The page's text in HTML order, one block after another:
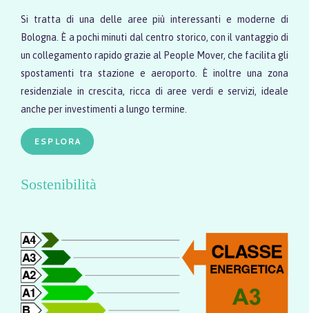
Si tratta di una delle aree più interessanti e moderne di
Bologna. È a pochi minuti dal centro storico, con il vantaggio di
un collegamento rapido grazie al People Mover, che facilita gli
spostamenti tra stazione e aeroporto. È inoltre una zona
residenziale in crescita, ricca di aree verdi e servizi, ideale
anche per investimenti a lungo termine.
ESPLORA
Sostenibilità